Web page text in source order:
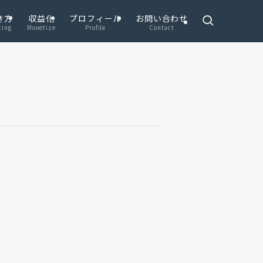
方 収益化
Monetize
プロフィール
Profile
お問い合わせ
Contact